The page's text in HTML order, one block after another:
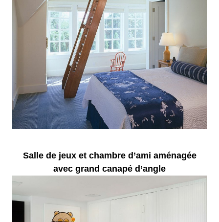
Salle de jeux et chambre d’ami aménagée
avec grand canapé d’angle